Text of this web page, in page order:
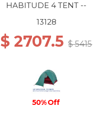
HABITUDE 4 TENT --
13128
$ 2707.5$ 5415
50% Off